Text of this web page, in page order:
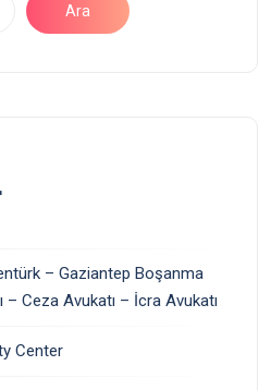
Ara
– Gaziantep Boşanma
– Ceza Avukatı – İcra Avukatı
Center